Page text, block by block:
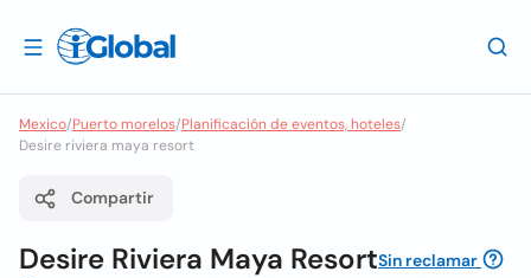
Mexico/Puerto morelos/Planificación de eventos, hoteles/
Desire riviera maya resort
Compartir
Desire Riviera Maya ResortSin reclamar